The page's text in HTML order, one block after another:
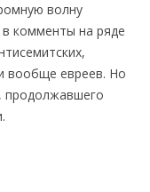
волну
комменты на ряде
вообще евреев. Но
продолжавшего